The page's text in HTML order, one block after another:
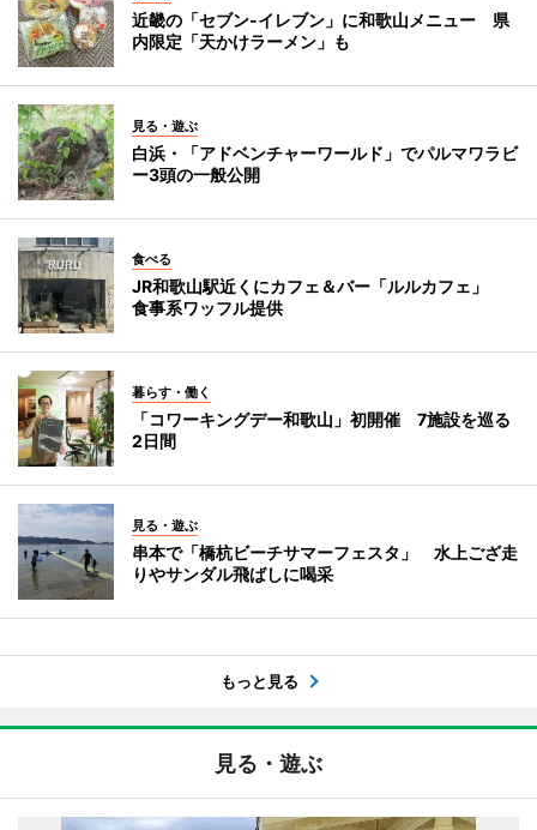
近畿の「セブン-イレブン」に和歌山メニュー 県
内限定「天かけラーメン」も
見る・遊ぶ
白浜・「アドベンチャーワールド」でパルマワラビ
ー3頭の一般公開
食べる
JR和歌山駅近くにカフェ＆バー「ルルカフェ」
食事系ワッフル提供
暮らす・働く
「コワーキングデー和歌山」初開催 7施設を巡る
2日間
見る・遊ぶ
串本で「橋杭ビーチサマーフェスタ」 水上ござ走
りやサンダル飛ばしに喝采
もっと見る
見る・遊ぶ